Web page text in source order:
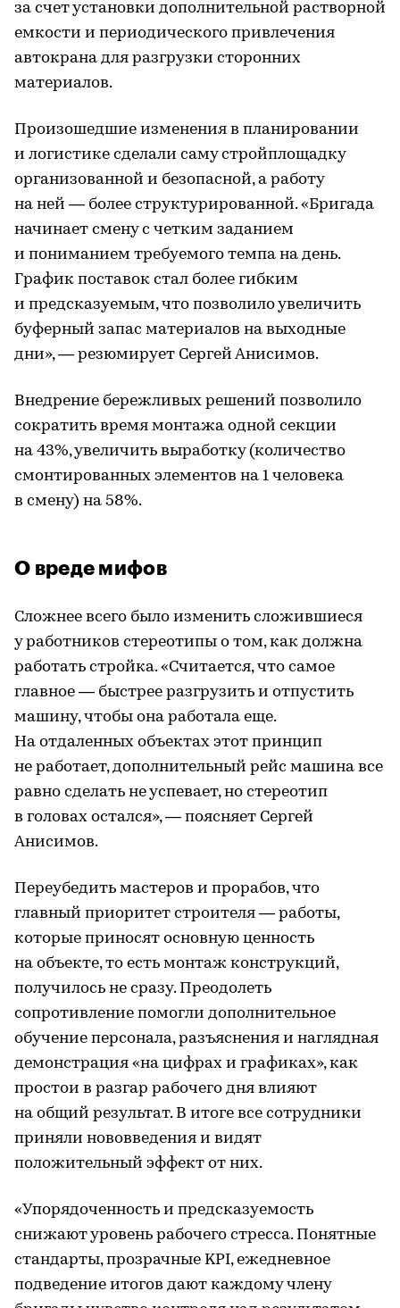
за счет установки дополнительной растворной
емкости и периодического привлечения
автокрана для разгрузки сторонних
материалов.
Произошедшие изменения в планировании
и логистике сделали саму стройплощадку
организованной и безопасной, а работу
на ней — более структурированной. «Бригада
начинает смену с четким заданием
и пониманием требуемого темпа на день.
График поставок стал более гибким
и предсказуемым, что позволило увеличить
буферный запас материалов на выходные
дни», — резюмирует Сергей Анисимов.
Внедрение бережливых решений позволило
сократить время монтажа одной секции
на 43%, увеличить выработку (количество
смонтированных элементов на 1 человека
в смену) на 58%.
О вреде мифов
Сложнее всего было изменить сложившиеся
у работников стереотипы о том, как должна
работать стройка. «Считается, что самое
главное — быстрее разгрузить и отпустить
машину, чтобы она работала еще.
На отдаленных объектах этот принцип
не работает, дополнительный рейс машина все
равно сделать не успевает, но стереотип
в головах остался», — поясняет Сергей
Анисимов.
Переубедить мастеров и прорабов, что
главный приоритет строителя — работы,
которые приносят основную ценность
на объекте, то есть монтаж конструкций,
получилось не сразу. Преодолеть
сопротивление помогли дополнительное
обучение персонала, разъяснения и наглядная
демонстрация «на цифрах и графиках», как
простои в разгар рабочего дня влияют
на общий результат. В итоге все сотрудники
приняли нововведения и видят
положительный эффект от них.
«Упорядоченность и предсказуемость
снижают уровень рабочего стресса. Понятные
стандарты, прозрачные KPI, ежедневное
подведение итогов дают каждому члену